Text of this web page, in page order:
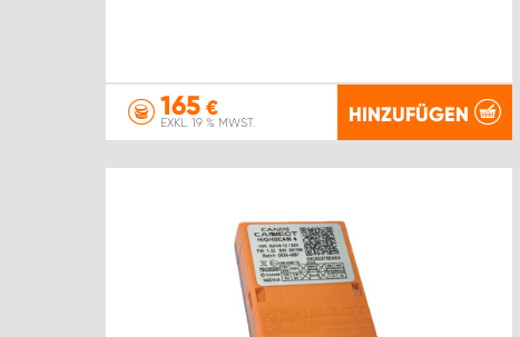
165 €
EXKL. 19 % MWST. HINZUFÜGEN